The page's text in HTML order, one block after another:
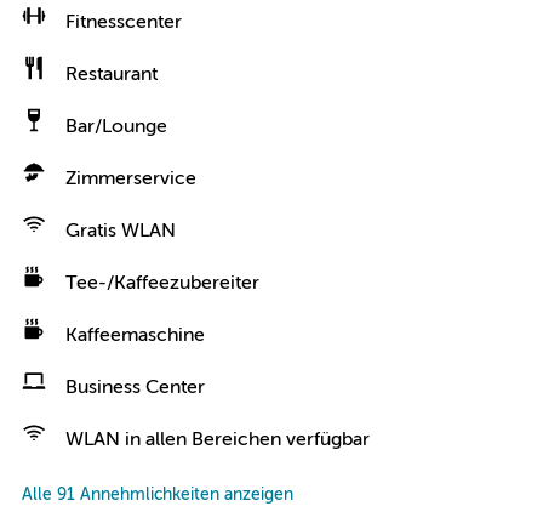
Fitnesscenter
Restaurant
Bar/Lounge
Zimmerservice
Gratis WLAN
Tee-/Kaffeezubereiter
Kaffeemaschine
Business Center
WLAN in allen Bereichen verfügbar
Alle 91 Annehmlichkeiten anzeigen